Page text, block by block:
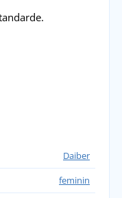
Daiber
feminin